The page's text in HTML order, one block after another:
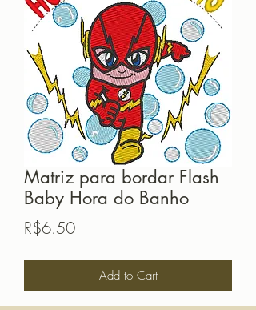
Matriz para bordar Flash
Baby Hora do Banho
R$6.50Price
Add to Cart